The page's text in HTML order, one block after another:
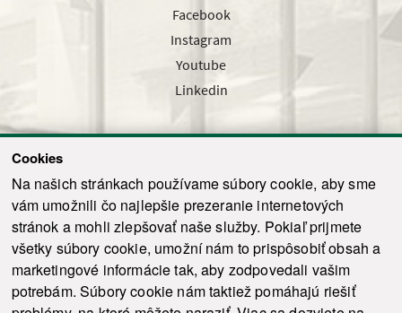
Cookies
Na našich stránkach používame súbory cookie, aby sme
vám umožnili čo najlepšie prezeranie internetových
stránok a mohli zlepšovať naše služby. Pokiaľ prijmete
všetky súbory cookie, umožní nám to prispôsobiť obsah a
marketingové informácie tak, aby zodpovedali vašim
potrebám. Súbory cookie nám taktiež pomáhajú riešiť
Facebook
Instagram
Youtube
Linkedin
Odoslať